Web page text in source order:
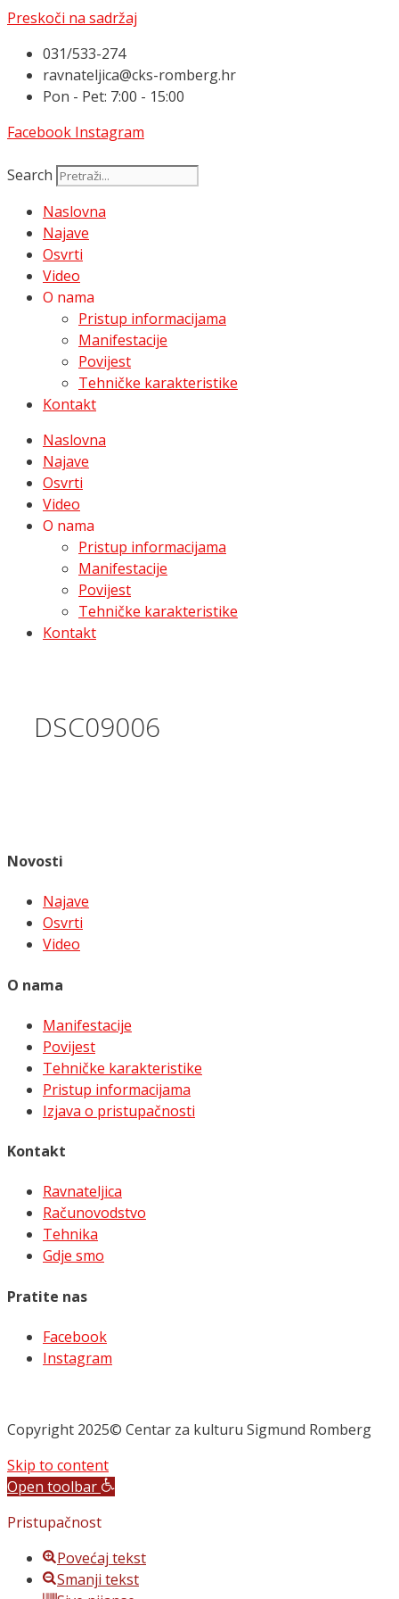
Preskoči na sadržaj
031/533-274
ravnateljica@cks-romberg.hr
Pon - Pet: 7:00 - 15:00
Facebook Instagram
Search
Naslovna
Najave
Osvrti
Video
O nama
Pristup informacijama
Manifestacije
Povijest
Tehničke karakteristike
Kontakt
Naslovna
Najave
Osvrti
Video
O nama
Pristup informacijama
Manifestacije
Povijest
Tehničke karakteristike
Kontakt
DSC09006
Novosti
Najave
Osvrti
Video
O nama
Manifestacije
Povijest
Tehničke karakteristike
Pristup informacijama
Izjava o pristupačnosti
Kontakt
Ravnateljica
Računovodstvo
Tehnika
Gdje smo
Pratite nas
Facebook
Instagram
Copyright 2025© Centar za kulturu Sigmund Romberg
Skip to content
Open toolbar
Pristupačnost
Povećaj tekst
Smanji tekst